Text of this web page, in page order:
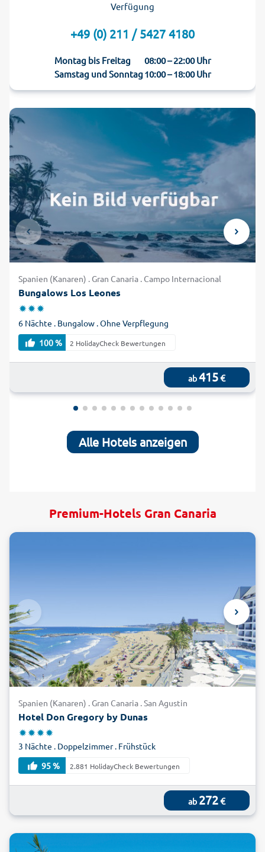
Verfügung
+49 (0) 211 / 5427 4180
Montag bis Freitag
08:00 – 22:00 Uhr
Samstag und Sonntag10:00 – 18:00 Uhr
Spanien (Kanaren) . Gran Canaria . Campo Internacional
Bungalows Los Leones
6 Nächte . Bungalow . Ohne Verpflegung
100 %
2 HolidayCheck Bewertungen
ab415€
Alle Hotels anzeigen
Premium-Hotels Gran Canaria
Spanien (Kanaren) . Gran Canaria . San Agustin
Hotel Don Gregory by Dunas
3 Nächte . Doppelzimmer . Frühstück
95 %
2.881 HolidayCheck Bewertungen
ab 272€